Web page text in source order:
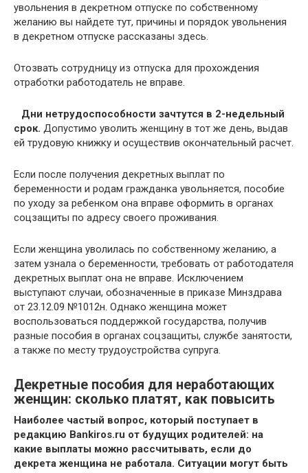
увольнения в декретном отпуске по собственному
желанию вы найдете тут, причины и порядок увольнения
в декретном отпуске рассказаны здесь.
Отозвать сотрудницу из отпуска для прохождения
отработки работодатель не вправе.
Дни нетрудоспособности зачтутся в 2-недельный
срок. Допустимо уволить женщину в тот же день, выдав
ей трудовую книжку и осуществив окончательный расчет.
Если после получения декретных выплат по
беременности и родам гражданка увольняется, пособие
по уходу за ребенком она вправе оформить в органах
соцзащиты по адресу своего проживания.
Если женщина уволилась по собственному желанию, а
затем узнала о беременности, требовать от работодателя
декретных выплат она не вправе. Исключением
выступают случаи, обозначенные в приказе Минздрава
от 23.12.09 №1012н. Однако женщина может
воспользоваться поддержкой государства, получив
разные пособия в органах соцзащиты, службе занятости,
а также по месту трудоустройства супруга.
Декретные пособия для неработающих
женщин: сколько платят, как повысить
Наиболее частый вопрос, который поступает в
редакцию Bankiros.ru от будущих родителей: на
какие выплаты можно рассчитывать, если до
декрета женщина не работала. Ситуации могут быть